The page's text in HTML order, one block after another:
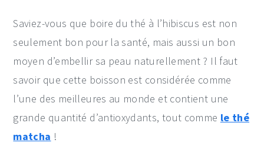
Saviez-vous que boire du thé à l’hibiscus est non
seulement bon pour la santé, mais aussi un bon
moyen d’embellir sa peau naturellement ? Il faut
savoir que cette boisson est considérée comme
l’une des meilleures au monde et contient une
grande quantité d’antioxydants, tout comme le thé
matcha !